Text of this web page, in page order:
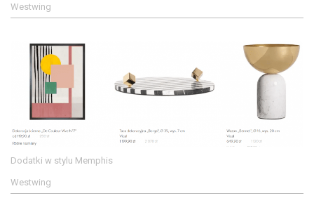
Westwing
Dodatki w stylu Memphis
Westwing